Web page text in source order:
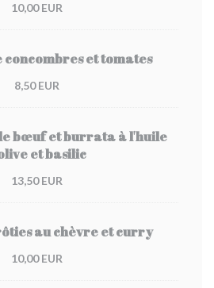
10,00 EUR
concombres et tomates
8,50 EUR
bœuf et burrata à l'huile
et basilic
13,50 EUR
au chèvre et curry
10,00 EUR